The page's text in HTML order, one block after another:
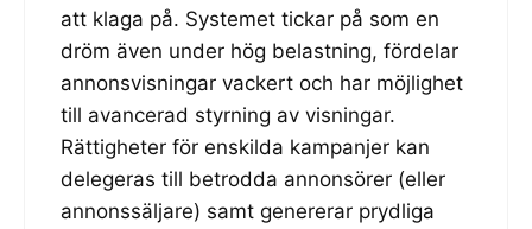
att klaga på. Systemet tickar på som en
dröm även under hög belastning, fördelar
annonsvisningar vackert och har möjlighet
till avancerad styrning av visningar.
Rättigheter för enskilda kampanjer kan
delegeras till betrodda annonsörer (eller
annonssäljare) samt genererar prydliga